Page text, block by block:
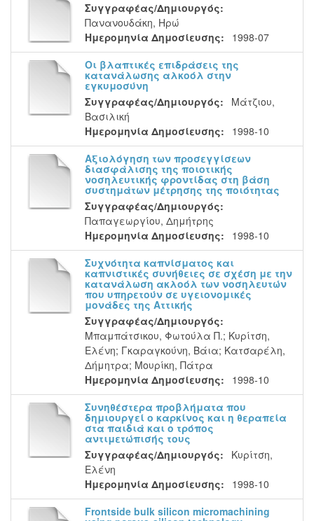
Συγγραφέας/Δημιουργός:
Πανανουδάκη, Ηρώ
Ημερομηνία Δημοσίευσης:
1998-07
Οι βλαπτικές επιδράσεις της
κατανάλωσης αλκοόλ στην
εγκυμοσύνη
Συγγραφέας/Δημιουργός:
Μάτζιου,
Βασιλική
Ημερομηνία Δημοσίευσης:
1998-10
Αξιολόγηση των προσεγγίσεων
διασφάλισης της ποιοτικής
νοσηλευτικής φροντίδας στη βάση
συστημάτων μέτρησης της ποιότητας
Συγγραφέας/Δημιουργός:
Παπαγεωργίου, Δημήτρης
Ημερομηνία Δημοσίευσης:
1998-10
Συχνότητα καπνίσματος και
καπνιστικές συνήθειες σε σχέση με την
κατανάλωση ακλοόλ των νοσηλευτών
που υπηρετούν σε υγειονομικές
μονάδες της Αττικής
Συγγραφέας/Δημιουργός:
Μπαμπάτσικου, Φωτούλα Π.; Κυρίτση,
Ελένη; Γκαραγκούνη, Βάια; Κατσαρέλη,
Δήμητρα; Μουρίκη, Πάτρα
Ημερομηνία Δημοσίευσης:
1998-10
Συνηθέστερα προβλήματα που
δημιουργεί ο καρκίνος και η θεραπεία
στα παιδιά και ο τρόπος
αντιμετώπισής τους
Συγγραφέας/Δημιουργός:
Κυρίτση,
Ελένη
Ημερομηνία Δημοσίευσης:
1998-10
Frontside bulk silicon micromachining